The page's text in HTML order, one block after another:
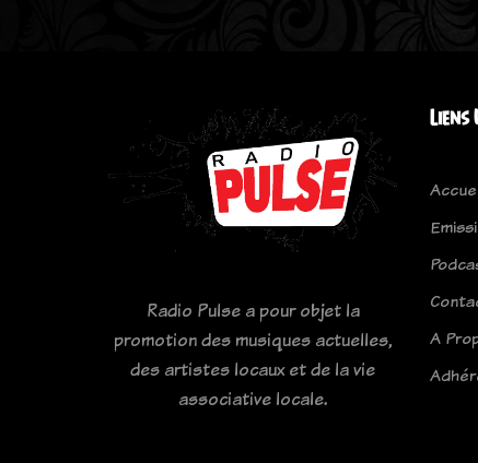
Radio Pulse a pour objet la
promotion des musiques actuelles,
des artistes locaux et de la vie
associative locale.
Liens
A